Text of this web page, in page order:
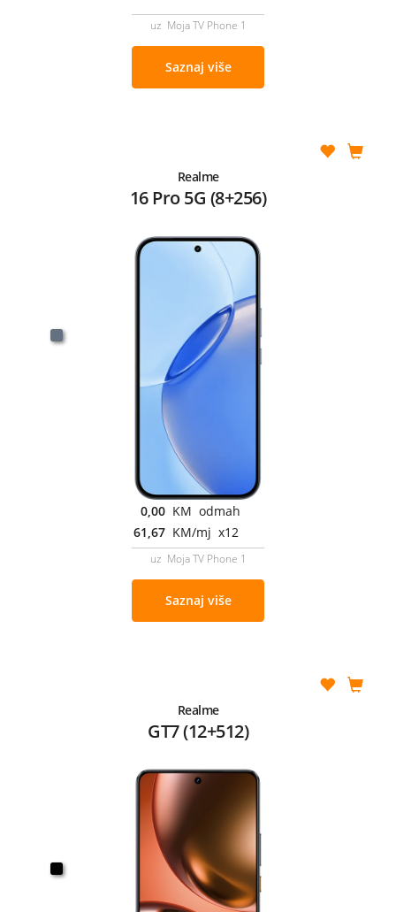
uz Moja TV Phone 1
Saznaj više
Realme
16 Pro 5G (8+256)
0,00 KM odmah
61,67 KM/mj x12
uz Moja TV Phone 1
Saznaj više
Realme
GT7 (12+512)